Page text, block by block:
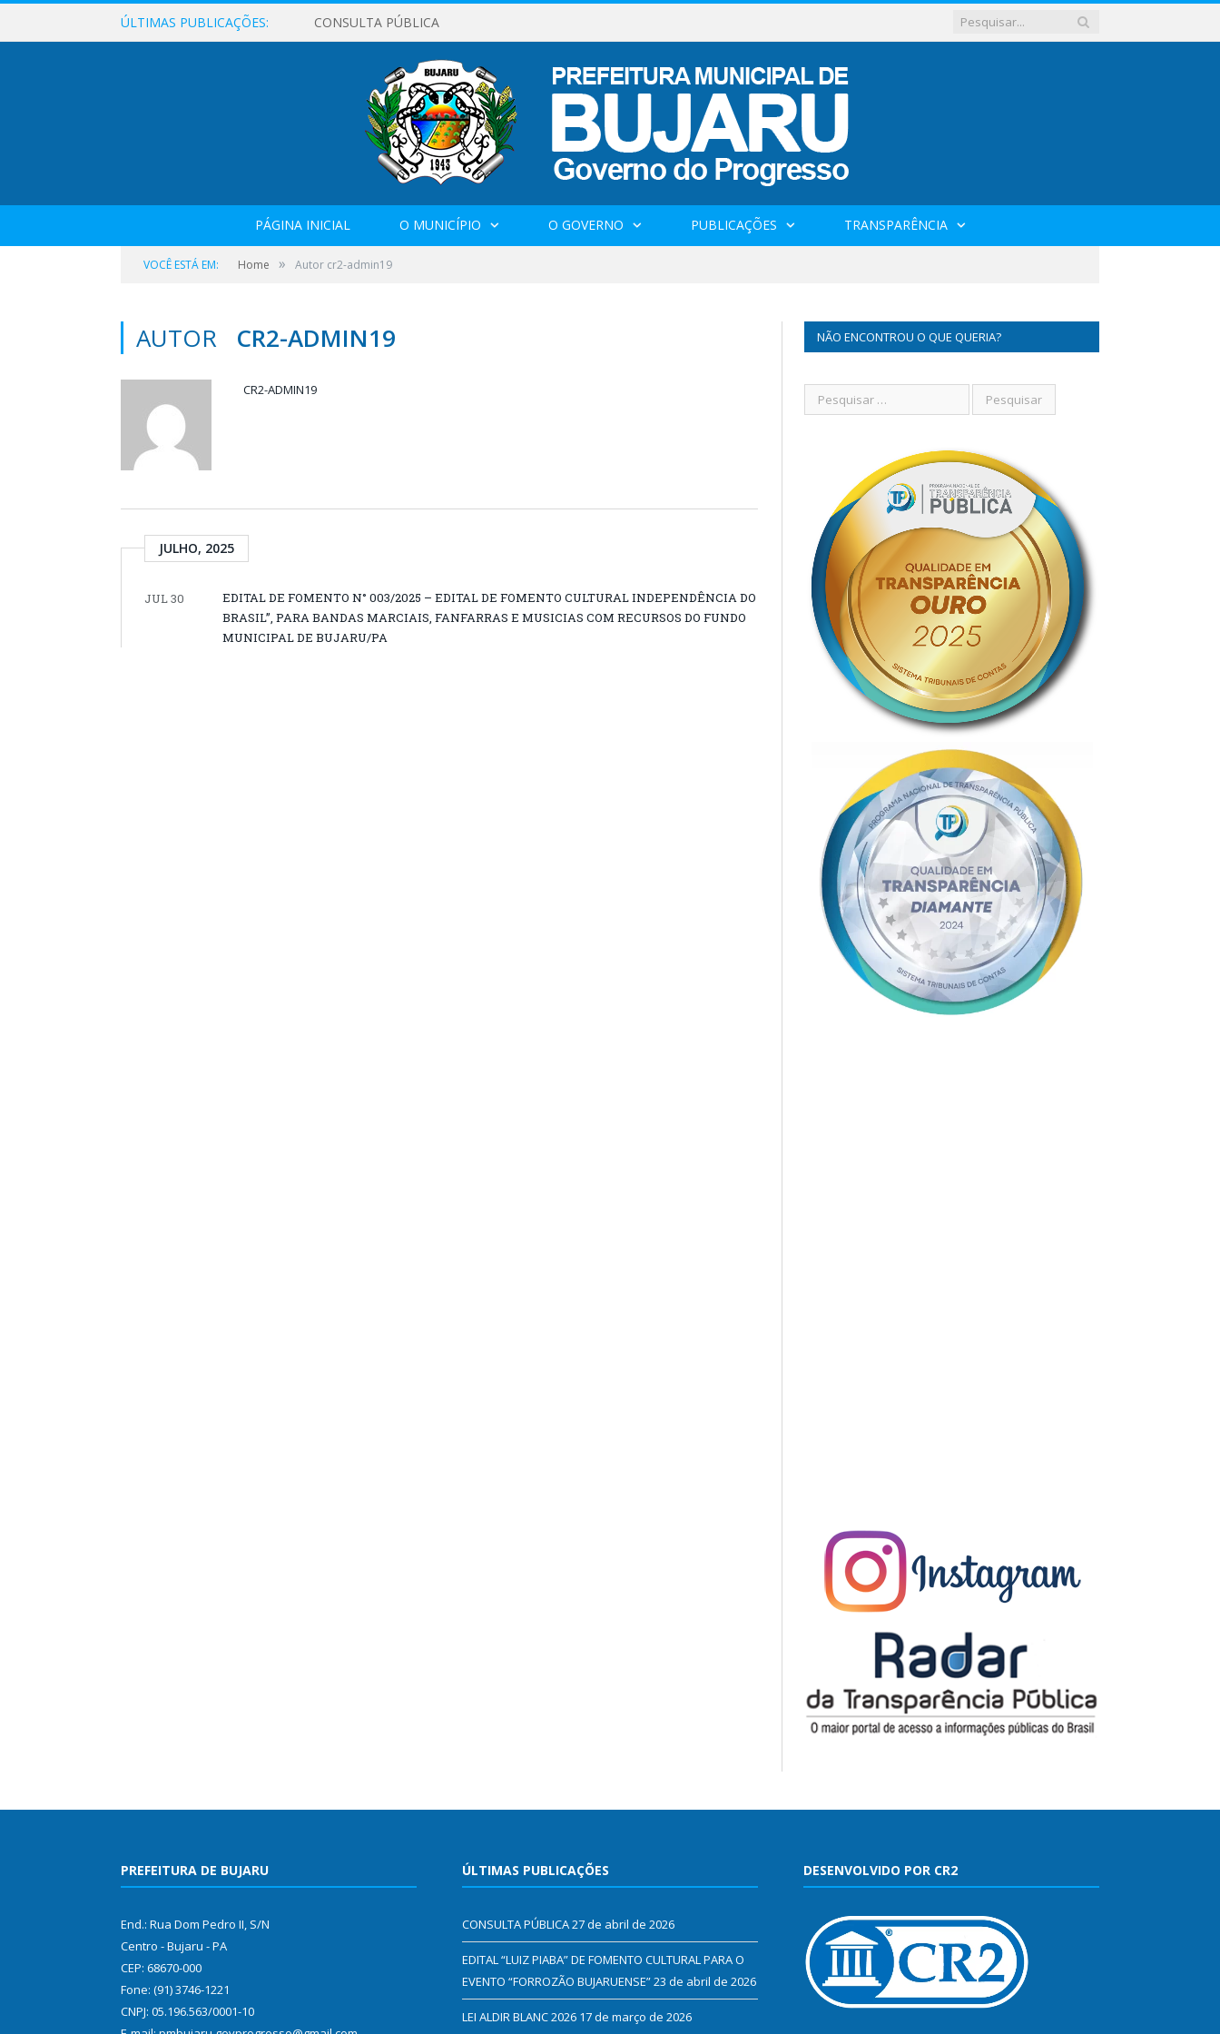
ÚLTIMAS PUBLICAÇÕES: CONSULTA PÚBLICA
PÁGINA INICIAL O MUNICÍPIO O GOVERNO PUBLICAÇÕES TRANSPARÊNCIA
VOCÊ ESTÁ EM: Home » Autor cr2-admin19
AUTOR CR2-ADMIN19
CR2-ADMIN19
JULHO, 2025
JUL 30
EDITAL DE FOMENTO N° 003/2025 – EDITAL DE FOMENTO CULTURAL INDEPENDÊNCIA DO
BRASIL”, PARA BANDAS MARCIAIS, FANFARRAS E MUSICIAS COM RECURSOS DO FUNDO
MUNICIPAL DE BUJARU/PA
NÃO ENCONTROU O QUE QUERIA?
PREFEITURA DE BUJARU
End.: Rua Dom Pedro II, S/N
Centro - Bujaru - PA
CEP: 68670-000
Fone: (91) 3746-1221
CNPJ: 05.196.563/0001-10
ÚLTIMAS PUBLICAÇÕES
CONSULTA PÚBLICA27 de abril de 2026
EDITAL “LUIZ PIABA” DE FOMENTO CULTURAL PARA O
EVENTO “FORROZÃO BUJARUENSE”23 de abril de 2026
LEI ALDIR BLANC 2026 17 de março de 2026
DESENVOLVIDO POR CR2